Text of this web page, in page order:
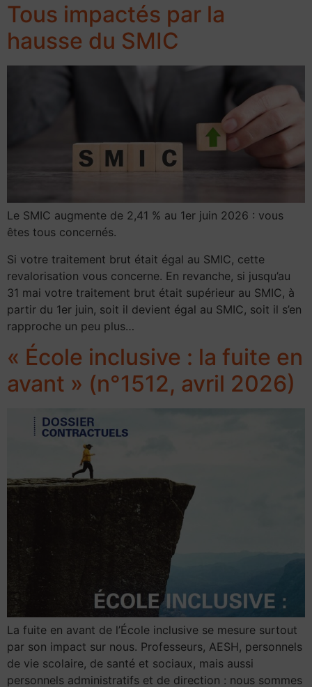
Tous impactés par la
hausse du SMIC
Le SMIC augmente de 2,41 % au 1er juin 2026 : vous
êtes tous concernés.
Si votre traitement brut était égal au SMIC, cette
revalorisation vous concerne. En revanche, si jusqu’au
31 mai votre traitement brut était supérieur au SMIC, à
partir du 1er juin, soit il devient égal au SMIC, soit il s’en
rapproche un peu plus…
« École inclusive : la fuite en
avant » (n°1512, avril 2026)
La fuite en avant de l’École inclusive se mesure surtout
par son impact sur nous. Professeurs, AESH, personnels
de vie scolaire, de santé et sociaux, mais aussi
personnels administratifs et de direction : nous sommes